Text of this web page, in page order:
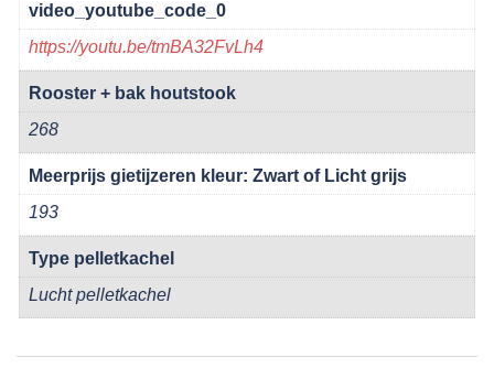
video_youtube_code_0
https://youtu.be/tmBA32FvLh4
Rooster + bak houtstook
268
Meerprijs gietijzeren kleur: Zwart of Licht grijs
193
Type pelletkachel
Lucht pelletkachel